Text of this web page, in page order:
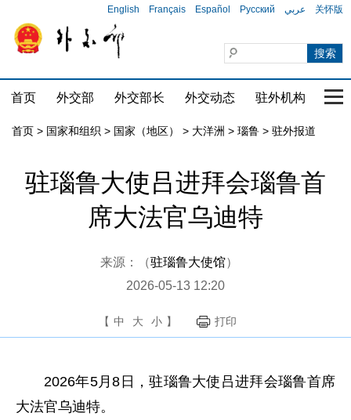
English Français Español Русский عربي 关怀版
首页 外交部 外交部长 外交动态 驻外机构 国
首页 > 国家和组织 > 国家（地区） > 大洋洲 > 瑙鲁 > 驻外报道
驻瑙鲁大使吕进拜会瑙鲁首
席大法官乌迪特
来源：（驻瑙鲁大使馆）
2026-05-13 12:20
【 中 大 小 】 打印
2026年5月8日，驻瑙鲁大使吕进拜会瑙鲁首席
大法官乌迪特。